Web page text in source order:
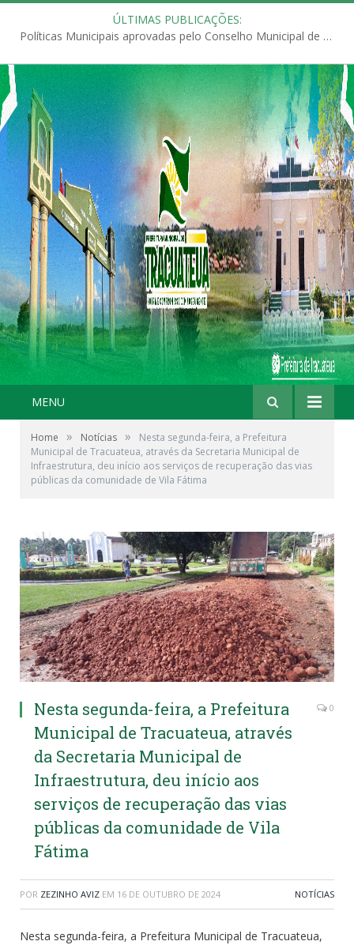
ÚLTIMAS PUBLICAÇÕES:
Políticas Municipais aprovadas pelo Conselho Municipal de Educação (CME)
MENU
Home » Notícias »
Nesta segunda-feira, a Prefeitura
Municipal de Tracuateua, através da Secretaria Municipal de
Infraestrutura, deu início aos serviços de recuperação das vias
públicas da comunidade de Vila Fátima
Nesta segunda-feira, a Prefeitura
Municipal de Tracuateua, através
da Secretaria Municipal de
Infraestrutura, deu início aos
serviços de recuperação das vias
públicas da comunidade de Vila
Fátima
0
POR ZEZINHO AVIZ EM 16 DE OUTUBRO DE 2024 NOTÍCIAS
Nesta segunda-feira, a Prefeitura Municipal de Tracuateua,